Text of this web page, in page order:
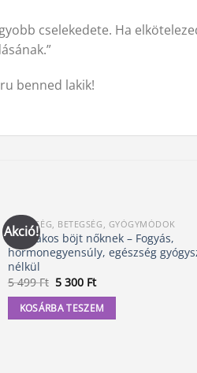
cselekedete. Ha
benned lakik!
Akció!
EGÉSZSÉG, BETEGSÉG, GYÓGYMÓDOK
Időszakos böjt nőknek – Fogyás,
hormonegyensúly, egészség
nélkül
5 499Ft Original
was:
5
5 300 FtCurrent
is:
5
KOSÁRBA TESZEM